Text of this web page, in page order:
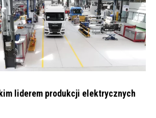
liderem produkcji elektrycznych